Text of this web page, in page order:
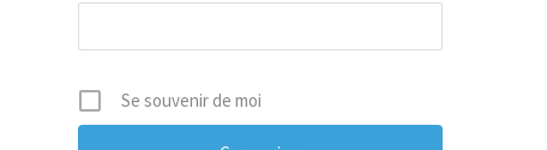
Se souvenir de moi